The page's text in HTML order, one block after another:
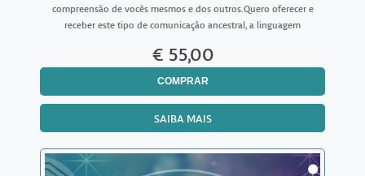
compreensão de vocês mesmos e dos outros.Quero oferecer e
receber este tipo de comunicação ancestral, a linguagem
criança,
€ 55,00
COMPRAR
SAIBA MAIS